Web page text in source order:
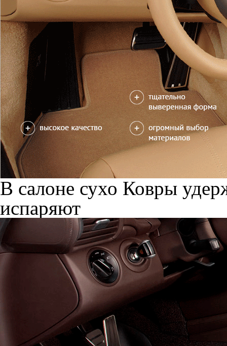
В салоне сухо Ковры
испаряют